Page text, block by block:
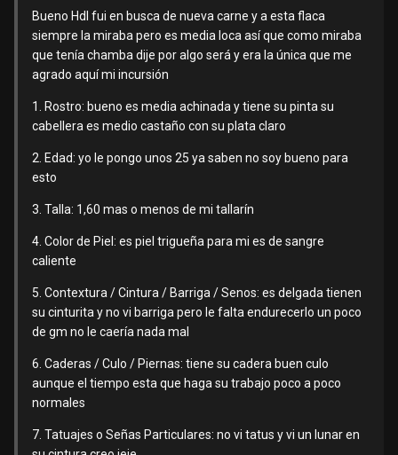
Bueno Hdl fui en busca de nueva carne y a esta flaca
siempre la miraba pero es media loca así que como miraba
que tenía chamba dije por algo será y era la única que me
agrado aquí mi incursión
1. Rostro: bueno es media achinada y tiene su pinta su
cabellera es medio castaño con su plata claro
2. Edad: yo le pongo unos 25 ya saben no soy bueno para
esto
3. Talla: 1,60 mas o menos de mi tallarín
4. Color de Piel: es piel trigueña para mi es de sangre
caliente
5. Contextura / Cintura / Barriga / Senos: es delgada tienen
su cinturita y no vi barriga pero le falta endurecerlo un poco
de gm no le caería nada mal
6. Caderas / Culo / Piernas: tiene su cadera buen culo
aunque el tiempo esta que haga su trabajo poco a poco
normales
7. Tatuajes o Señas Particulares: no vi tatus y vi un lunar en